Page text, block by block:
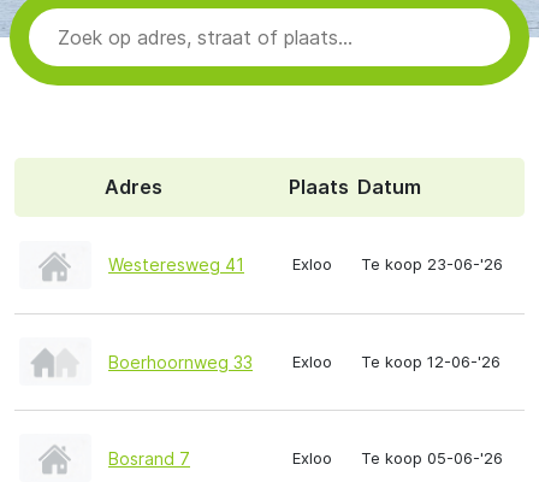
Adres Plaats Datum
Westeresweg 41 Exloo Te koop 23-06-'26
Boerhoornweg 33 Exloo Te koop 12-06-'26
Bosrand 7 Exloo Te koop 05-06-'26